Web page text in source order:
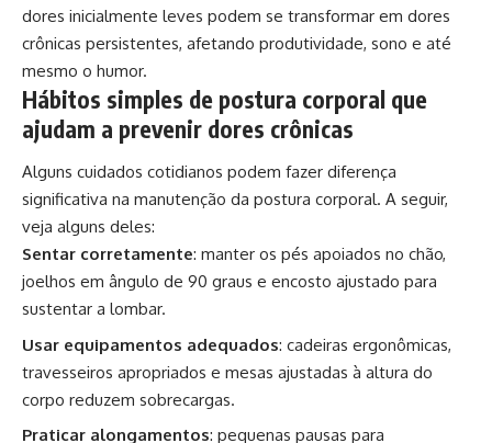
dores inicialmente leves podem se transformar em dores
crônicas persistentes, afetando produtividade, sono e até
mesmo o humor.
Hábitos simples de postura corporal que
ajudam a prevenir dores crônicas
Alguns cuidados cotidianos podem fazer diferença
significativa na manutenção da postura corporal. A seguir,
veja alguns deles:
Sentar corretamente: manter os pés apoiados no chão,
joelhos em ângulo de 90 graus e encosto ajustado para
sustentar a lombar.
Usar equipamentos adequados: cadeiras ergonômicas,
travesseiros apropriados e mesas ajustadas à altura do
corpo reduzem sobrecargas.
Praticar alongamentos: pequenas pausas para